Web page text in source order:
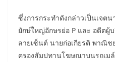
ซึ่งการกระทำดังกล่าวเป็นเจต
ยักษ์ใหญ่อักษรย่อ P และ อดีตผู้
ลายเซ็นต์ นายก่อเกียรติ พาณิ
ครองสัมปทานโฆษณาบนรถเม